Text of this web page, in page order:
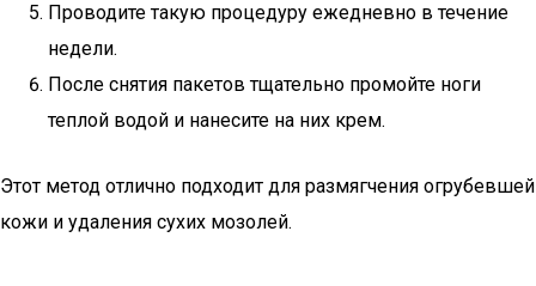
Проводите такую процедуру ежедневно в течение
недели.
После снятия пакетов тщательно промойте ноги
теплой водой и нанесите на них крем.
Этот метод отлично подходит для размягчения огрубевшей
кожи и удаления сухих мозолей.